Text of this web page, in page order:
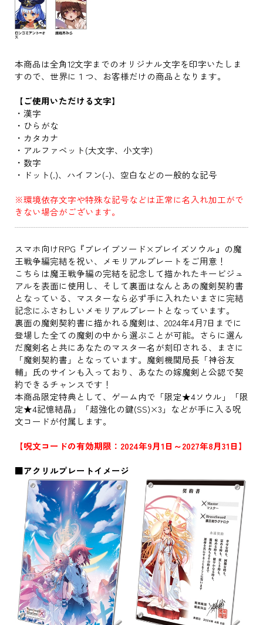
本商品は全角12文字までのオリジナル文字を印字いたしま
すので、世界に１つ、お客様だけの商品となります。
【ご使用いただける文字】
・漢字
・ひらがな
・カタカナ
・アルファベット(大文字、小文字)
・数字
・ドット(.)、ハイフン(-)、空白などの一般的な記号
※環境依存文字や特殊な記号などは正常に名入れ加工がで
きない場合がございます。
スマホ向けRPG『ブレイブソード×ブレイズソウル』の魔
王戦争編完結を祝い、メモリアルプレートをご用意！
こちらは魔王戦争編の完結を記念して描かれたキービジュ
アルを表面に使用し、そして裏面はなんとあの魔剣契約書
となっている、マスターなら必ず手に入れたいまさに完結
記念にふさわしいメモリアルプレートとなっています。
裏面の魔剣契約書に描かれる魔剣は、2024年4月7日までに
登場した全ての魔剣の中から選ぶことが可能。さらに選ん
だ魔剣名と共にあなたのマスター名が刻印される、まさに
「魔剣契約書」となっています。魔剣機関局長「神谷友
輔」氏のサインも入っており、あなたの嫁魔剣と公認で契
約できるチャンスです！
本商品限定特典として、ゲーム内で「限定★4ソウル」「限
定★4記憶結晶」「超強化の鍵(SS)×3」などが手に入る呪
文コードが付属します。
【呪文コードの有効期限：2024年9月1日～2027年8月31日】
■アクリルプレートイメージ